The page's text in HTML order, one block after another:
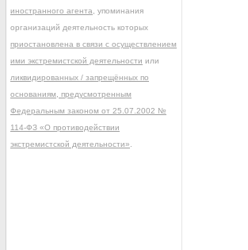
иностранного агента , упоминания
организаций деятельность которых
приостановлена в связи с осуществлением
ими экстремистской деятельности или
ликвидированных / запрещённых по
основаниям, предусмотренным
Федеральным законом от 25.07.2002 №
114-ФЗ «О противодействии
экстремистской деятельности»